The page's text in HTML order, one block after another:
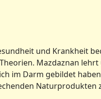
und Krankheit
Mazdaznan lehrt
im Darm gebildet
Naturprodukten